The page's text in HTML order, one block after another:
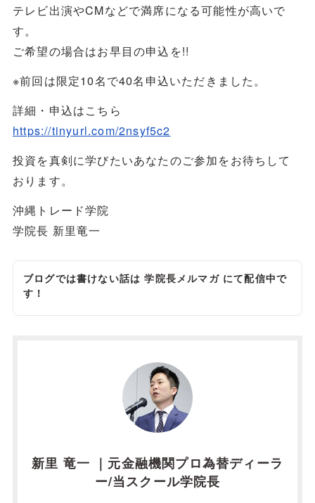
テレビ出演やCMなどで満席になる可能性が高いで
す。
ご希望の場合はお早目の申込を!!
※前回は限定10名で40名申込いただきました。
詳細・申込はこちら
https://tinyurl.com/2nsyf5c2
投資を真剣に学びたいあなたのご参加をお待ちして
おります。
沖縄トレード学院
学院長 新里竜一
ブログでは書けない話は学院長メルマガにて配信中で
す！
新里 竜一 ｜元金融機関プロ為替ディーラ
ー/当スクール学院長